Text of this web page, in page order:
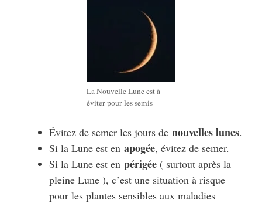
La Nouvelle Lune est à
éviter pour les semis
Évitez de semer les jours de nouvelles lunes.
Si la Lune est en apogée, évitez de semer.
Si la Lune est en périgée ( surtout après la
pleine Lune ), c’est une situation à risque
pour les plantes sensibles aux maladies